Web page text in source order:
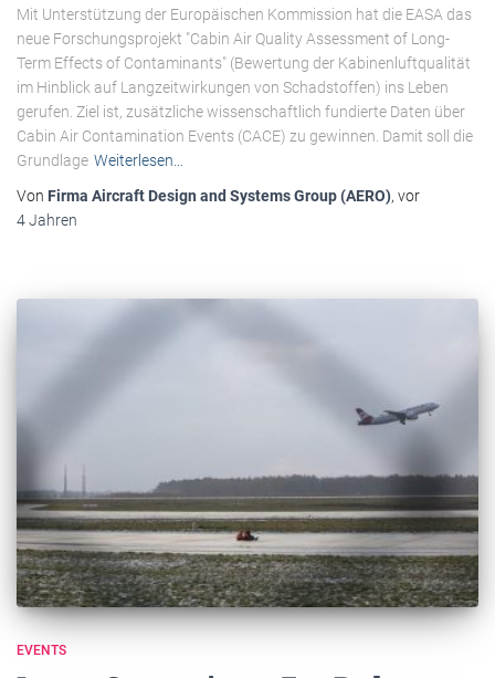
Mit Unterstützung der Europäischen Kommission hat die EASA das
neue Forschungsprojekt "Cabin Air Quality Assessment of Long-
Term Effects of Contaminants" (Bewertung der Kabinenluftqualität
im Hinblick auf Langzeitwirkungen von Schadstoffen) ins Leben
gerufen. Ziel ist, zusätzliche wissenschaftlich fundierte Daten über
Cabin Air Contamination Events (CACE) zu gewinnen. Damit soll die
Grundlage Weiterlesen…
Von Firma Aircraft Design and Systems Group (AERO), vor
4 Jahren
EVENTS